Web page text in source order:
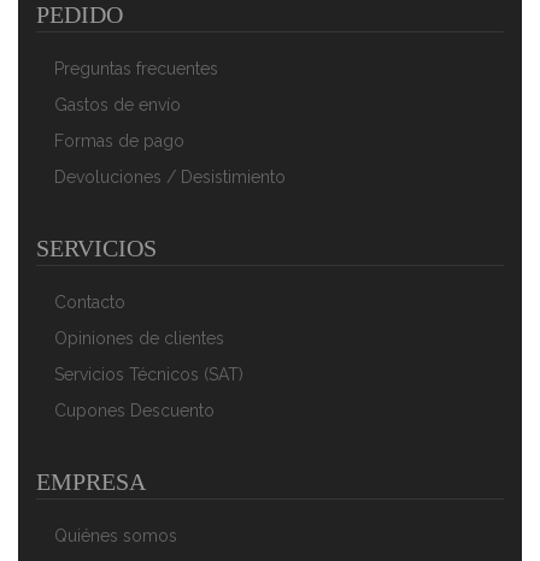
PEDIDO
Preguntas frecuentes
Gastos de envío
Formas de pago
Devoluciones / Desistimiento
SERVICIOS
Contacto
Opiniones de clientes
Servicios Técnicos (SAT)
Cupones Descuento
EMPRESA
Quiénes somos